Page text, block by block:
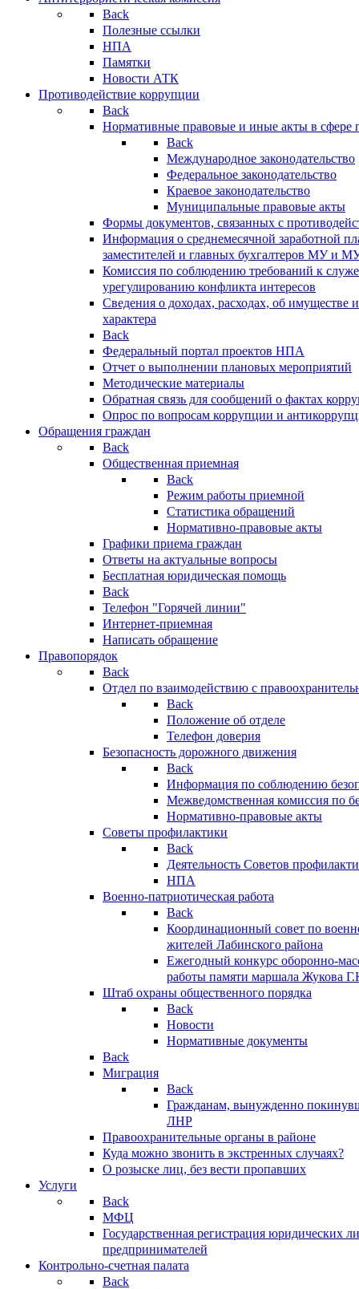
Back
Полезные ссылки
НПА
Памятки
Новости АТК
Противодействие коррупции
Back
Нормативные правовые и иные акты в сфере
Back
Международное законодательство
Федеральное законодательство
Краевое законодательство
Муниципальные правовые акты
Формы документов, связанных с
Информация о среднемесячной заработной
заместителей и главных бухгалтеров МУ и
Комиссия по соблюдению требований к
урегулированию конфликта интересов
Сведения о доходах, расходах, об имуществе
характера
Back
Федеральный портал проектов НПА
Отчет о выполнении плановых мероприятий
Методические материалы
Обратная связь для сообщений о фактах
Опрос по вопросам коррупции и
Обращения граждан
Back
Общественная приемная
Back
Режим работы приемной
Статистика обращений
Нормативно-правовые акты
Графики приема граждан
Ответы на актуальные вопросы
Бесплатная юридическая помощь
Back
Телефон "Горячей линии"
Интернет-приемная
Написать обращение
Правопорядок
Back
Отдел по взаимодействию с
Back
Положение об отделе
Телефон доверия
Безопасность дорожного движения
Back
Информация по соблюдению
Межведомственная комиссия по
Нормативно-правовые акты
Советы профилактики
Back
Деятельность Советов
НПА
Военно-патриотическая работа
Back
Координационный совет по
жителей Лабинского района
Ежегодный конкурс оборонно-
работы памяти маршала Жукова
Штаб охраны общественного порядка
Back
Новости
Нормативные документы
Back
Миграция
Back
Гражданам, вынужденно
ЛНР
Правоохранительные органы в районе
Куда можно звонить в экстренных случаях?
О розыске лиц, без вести пропавших
Услуги
Back
МФЦ
Государственная регистрация юридических
предпринимателей
Контрольно-счетная палата
Back